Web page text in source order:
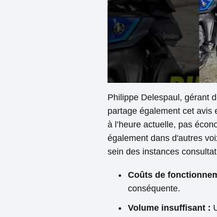
Philippe Delespaul, gérant
partage également cet avis
à l’heure actuelle, pas
également dans d'autres
sein des instances
Coûts de
conséquente.
Volume insuffisant :